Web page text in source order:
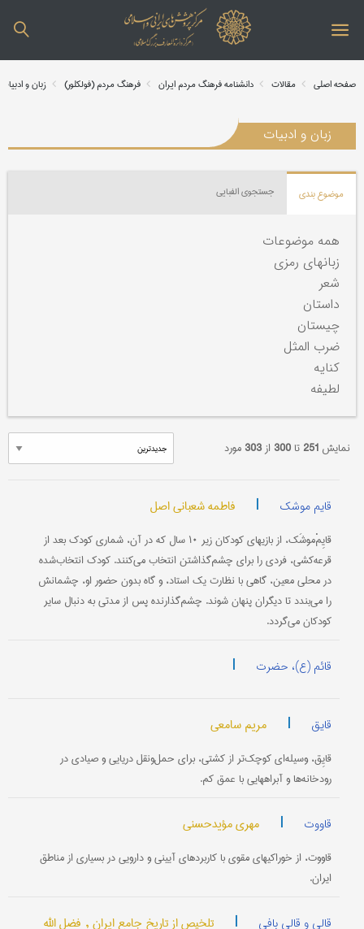
صفحه اصلی مقالات دانشنامه فرهنگ مردم ایران فرهنگ مردم (فولکلور) زبان و
زبان و ادبیات
موضوع بندی جستجوی الفبایی
همه موضوعات
زبانهای رمزی
شعر
داستان
چیستان
ضرب المثل
کنایه
لطیفه
نمایش 251تا300 از303 مورد
قایم موشک | فاطمه شعبانی اصل
قایِمْ‌موشَک، از بازیهای کودکان زیر ۱۰ سال که در آن، شماری کودک بعد از
قرعه‌کشی، فردی را برای چشم‌گذاشتن انتخاب می‌کنند. کودک انتخاب‌شده
در محلی معین، گاهی با نظارت یک استاد، و گاه بدون حضور او، چشمانش
را می‌بندد تا دیگران پنهان شوند. چشم‌گذارنده پس از مدتی به دنبال سایر
کودکان می‌گردد.
قائم (ع)، حضرت |
قایق | مریم سامعی
قایِق، وسیله‌ای کوچک‌تر از کشتی، برای حمل‌ونقل دریایی و صیادی در
رودخانه‌ها و آبراههایی با عمق کم.
قاووت | مهری مؤیدحسنی
قاووت، از خوراکیهای مقوی با کاربردهای آیینی و دارویی در بسیاری از مناطق
ایران.
قالی و قالی بافی | تلخیص از تاریخ جامع ایران , فضل الله